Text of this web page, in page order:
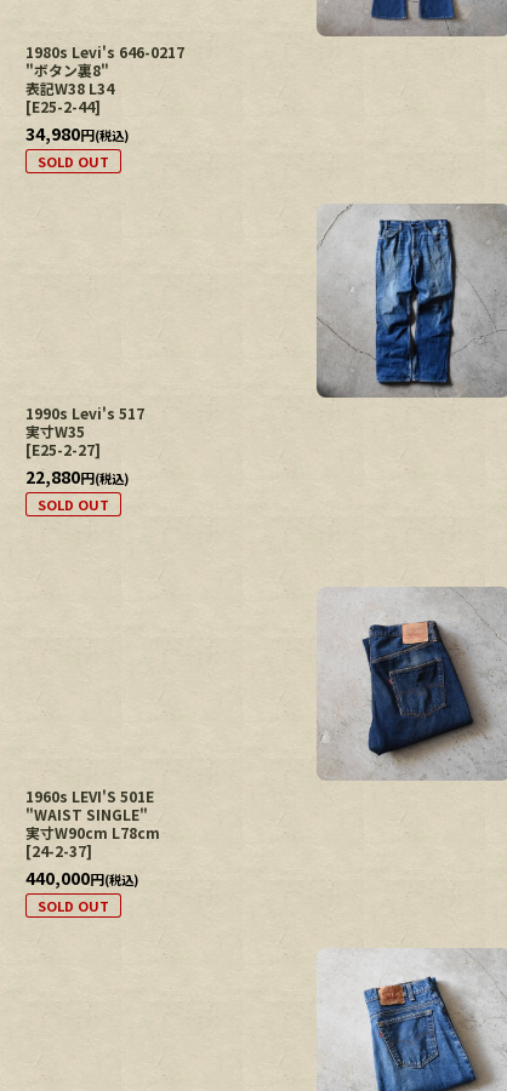
1980s Levi's 646-0217
"ボタン裏8"
表記W38 L34
[E25-2-44]
34,980円(税込)
SOLD OUT
1990s Levi's 517
実寸W35
[E25-2-27]
22,880円(税込)
SOLD OUT
1960s LEVI'S 501E
"WAIST SINGLE"
実寸W90cm L78cm
[24-2-37]
440,000円(税込)
SOLD OUT